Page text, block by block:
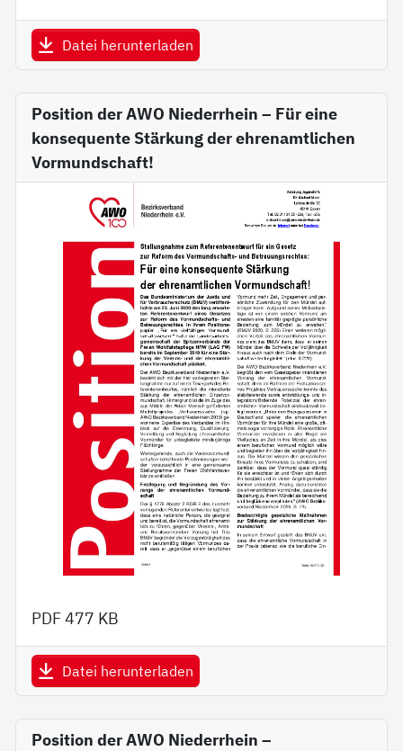
Datei herunterladen
Position der AWO Niederrhein – Für eine
konsequente Stärkung der ehrenamtlichen
Vormundschaft!
PDF477 KB
Datei herunterladen
Position der AWO Niederrhein –